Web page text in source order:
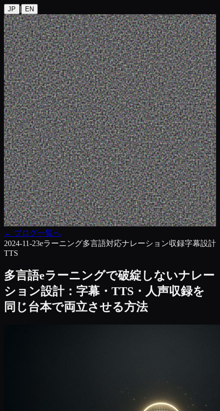
JP | EN
← ブログ一覧へ
2024-11-23eラーニング多言語対応ナレーション収録字幕設計
TTS
多言語eラーニングで破綻しないナレー
ション設計：字幕・TTS・人声収録を
同じ台本で両立させる方法